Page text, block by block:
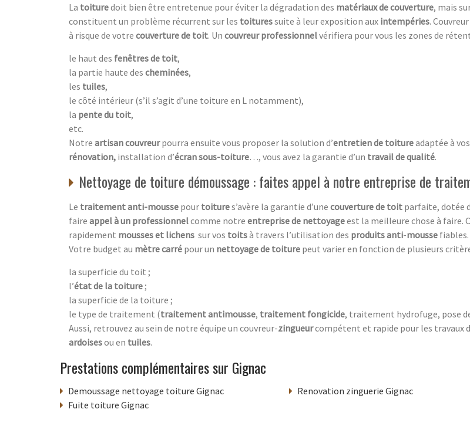
La toituredoit bien être entretenue pour éviter la dégradation des matériaux de couverture, mais
constituent un problème récurrent sur les toituressuite à leur exposition aux intempéries.
à risque de votre couverture de toit. Un couvreur professionnelvérifiera pour vous les zones de
le haut des fenêtres de toit,
la partie haute des cheminées,
les tuiles,
le côté intérieur (s’il s’agit d’une toiture en L notamment),
la pente du toit,
etc.
Notre artisan couvreurpourra ensuite vous proposer la solution d’entretien de toitureadaptée à
rénovation, installation d’écran sous-toiture…, vous avez la garantie d’un travail de qualité.
Nettoyage de toiture démoussage : faites appel à notre entreprise de
Le traitement anti-mousse pour toitures’avère la garantie d’une couverture de toit parfaite, dotée
faire appel à un professionnelcomme notre entreprise de nettoyageest la meilleure chose à faire.
rapidement mousses et lichens sur vos toitsà travers l’utilisation des produits anti-mousse
Votre budget au mètre carré pour un nettoyage de toiture peut varier en fonction de plusieurs
la superficie du toit ;
l’état de la toiture ;
la superficie de la toiture ;
le type de traitement (traitement antimousse, traitement fongicide, traitement hydrofuge, pose
Aussi, retrouvez au sein de notre équipe un couvreur-zingueurcompétent et rapide pour les travaux
ardoisesou en tuiles.
Prestations complémentaires sur Gignac
Demoussage nettoyage toiture Gignac
Fuite toiture Gignac
Renovation zinguerie Gignac